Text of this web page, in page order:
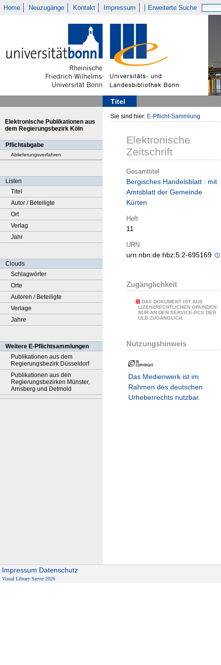
Home Neuzugänge Kontakt Impressum Erweiterte Suche
Titel
Elektronische Publikationen aus
dem Regierungsbezirk Köln
Pflichtabgabe
Ablieferungsverfahren
Listen
Titel
Autor / Beteiligte
Ort
Verlag
Jahr
Clouds
Schlagwörter
Orte
Autoren / Beteiligte
Verlage
Jahre
Weitere E-Pflichtsammlungen
Publikationen aus dem
Regierungsbezirk Düsseldorf
Publikationen aus den
Regierungsbezirken Münster,
Arnsberg und Detmold
Sie sind hier: E-Pflicht-Sammlung
Elektronische
Zeitschrift
Gesamttitel
Bergisches Handelsblatt : mit
Amtsblatt der Gemeinde
Kürten
Heft
11
URN
urn:nbn:de:hbz:5:2-695169
Zugänglichkeit
DAS DOKUMENT IST AUS
LIZENZRECHTLICHEN GRÜNDEN
NUR AN DEN SERVICE-PCS DER
ULB ZUGÄNGLICH.
Nutzungshinweis
Das Medienwerk ist im
Rahmen des deutschen
Urheberrechts nutzbar.
Impressum Datenschutz
Visual Library Server 2026